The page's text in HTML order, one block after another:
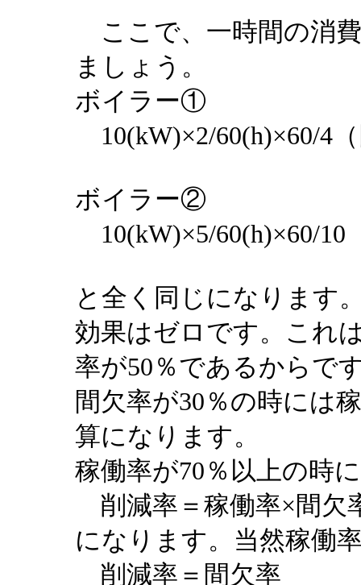
ここで、一時間の消
ましょう。
ボイラー①
10(kW)×2/60(h)×60/4
ボイラー②
10(kW)×5/60(h)×60/10
と全く同じになります
効果はゼロです。これ
率が50％であるからで
間欠率が30％の時には
算になります。
稼働率が70％以上の時に
削減率＝稼働率×間欠
になります。当然稼働
削減率＝間欠率